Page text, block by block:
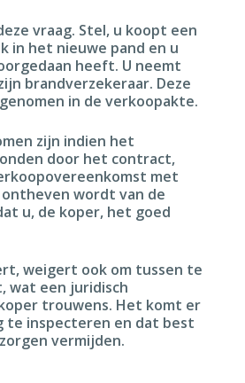
vraag. Stel, u koopt een
in het nieuwe pand en u
heeft. U neemt
brandverzekeraar. Deze
in de verkoopakte.
zijn indien het
door het contract,
met
wordt van de
u, de koper, het goed
weigert ook om tussen te
wat een juridisch
trouwens. Het komt er
te inspecteren en dat best
vermijden.